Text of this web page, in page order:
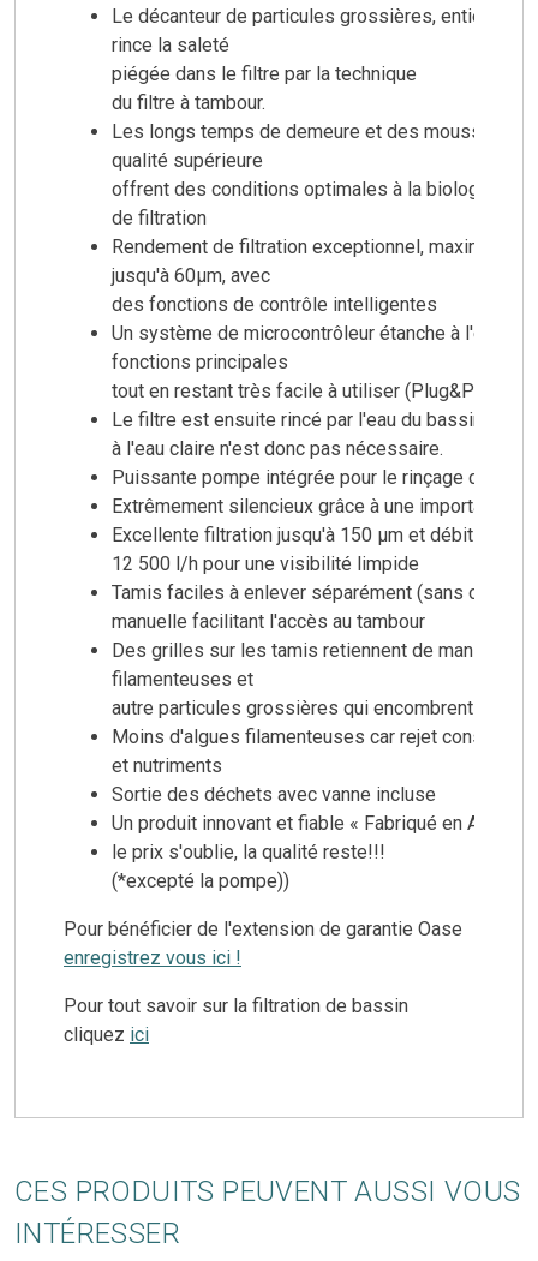
Le décanteur de particules grossières,
rince la saleté
piégée dans le filtre par la technique
du filtre à tambour.
Les longs temps de demeure et des mousses
qualité supérieure
offrent des conditions optimales à la biologie
de filtration
Rendement de filtration exceptionnel, maximum
jusqu'à 60µm, avec
des fonctions de contrôle intelligentes
Un système de microcontrôleur étanche à l'eau
fonctions principales
tout en restant très facile à utiliser (Plug&Play)
Le filtre est ensuite rincé par l'eau du bassin
à l'eau claire n'est donc pas nécessaire.
Puissante pompe intégrée pour le rinçage du
Extrêmement silencieux grâce à une importante
Excellente filtration jusqu'à 150 µm et débits
12 500 l/h pour une visibilité limpide
Tamis faciles à enlever séparément (sans outil)
manuelle facilitant l'accès au tambour
Des grilles sur les tamis retiennent de manière
filamenteuses et
autre particules grossières qui encombrent le
Moins d'algues filamenteuses car rejet constant
et nutriments
Sortie des déchets avec vanne incluse
Un produit innovant et fiable « Fabriqué en
le prix s'oublie, la qualité reste!!!
(*excepté la pompe))
Pour bénéficier de l'extension de garantie Oase
enregistrez vous ici !
Pour tout savoir sur la filtration de bassin
cliquez ici
CES PRODUITS PEUVENT AUSSI VOUS
INTÉRESSER